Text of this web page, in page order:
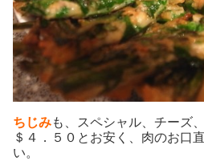
ちじみも、スペシャル、チーズ
＄４．５０とお安く、肉のお口
い。